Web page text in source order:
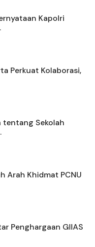
Kapolri
Perkuat Kolaborasi,
tentang Sekolah
Arah Khidmat PCNU
Penghargaan GIIAS